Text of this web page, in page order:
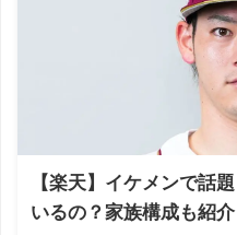
【楽天】イケメンで話
いるの？家族構成も紹介